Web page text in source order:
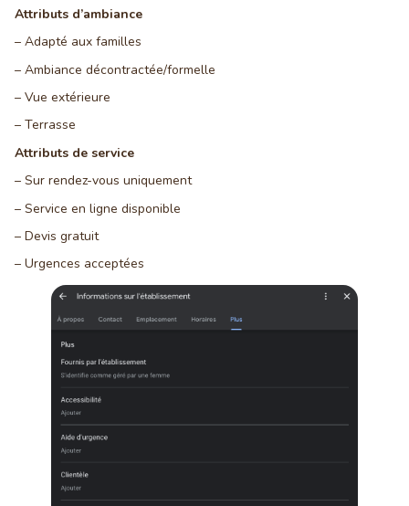
Attributs d’ambiance
– Adapté aux familles
– Ambiance décontractée/formelle
– Vue extérieure
– Terrasse
Attributs de service
– Sur rendez-vous uniquement
– Service en ligne disponible
– Devis gratuit
– Urgences acceptées